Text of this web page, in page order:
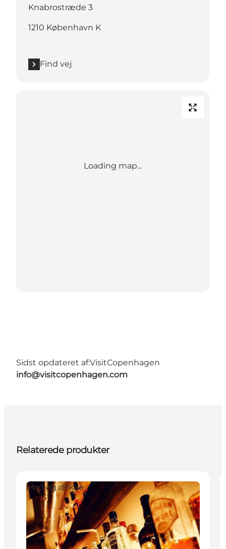
Knabrostræde 3
1210 København K
Find vej
Loading map...
Sidst opdateret af:VisitCopenhagen
info@visitcopenhagen.com
Relaterede produkter
Mad og drikke